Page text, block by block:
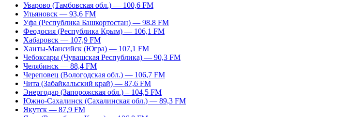
Уварово (Тамбовская обл.) — 100,6 FM
Ульяновск — 93,6 FM
Уфа (Республика Башкортостан) — 98,8 FM
Феодосия (Республика Крым) — 106,1 FM
Хабаровск — 107,9 FM
Ханты-Мансийск (Югра) — 107,1 FM
Чебоксары (Чувашская Республика) — 90,3 FM
Челябинск — 88,4 FM
Череповец (Вологодская обл.) — 106,7 FM
Чита (Забайкальский край) — 87,6 FM
Энергодар (Запорожская обл.) – 104,5 FM
Южно-Сахалинск (Сахалинская обл.) — 89,3 FM
Якутск — 87,9 FM